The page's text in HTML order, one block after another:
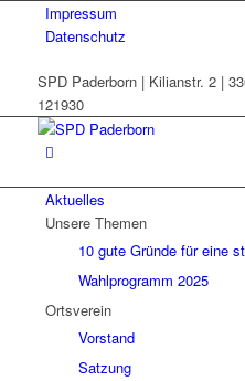
Impressum
Datenschutz
SPD Paderborn | Kilianstr. 2 |
121930
Aktuelles
Unsere Themen
10 gute Gründe für eine
Wahlprogramm 2025
Ortsverein
Vorstand
Satzung